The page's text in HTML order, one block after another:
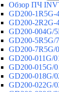
Обзор ПЧ
GD200-1R5G-
GD200-2R2G-
GD200-004G/
GD200-5R5G/
GD200-7R5G/
GD200-011G/
GD200-015G/
GD200-018G/
GD200-022G/